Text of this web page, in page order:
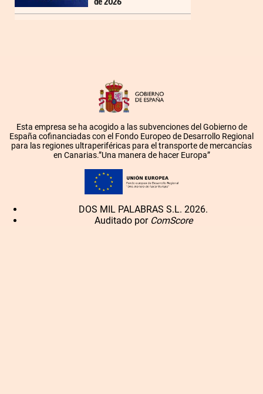
de 2026
Esta empresa se ha acogido a las subvenciones del Gobierno de
España cofinanciadas con el Fondo Europeo de Desarrollo Regional
para las regiones ultraperiféricas para el transporte de mercancías
en Canarias.”Una manera de hacer Europa”
DOS MIL PALABRAS S.L. 2026.
Auditado por ComScore